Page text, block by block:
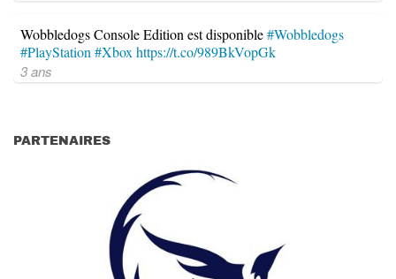
Wobbledogs Console Edition est disponible#Wobbledogs
#PlayStation #Xbox https://t.co/989BkVopGk
3 ans
PARTENAIRES